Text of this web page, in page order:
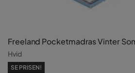
Freeland Pocketmadras Vinter
Hvid
SE PRISEN!